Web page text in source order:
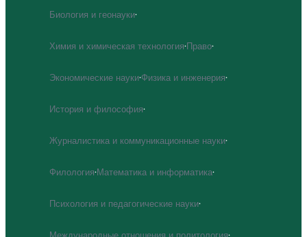
Биология и геонауки·
Химия и химическая технология·Право·
Экономические науки·Физика и инженерия·
История и философия·
Журналистика и коммуникационные науки·
Филология·Математика и информатика·
Психология и педагогические науки·